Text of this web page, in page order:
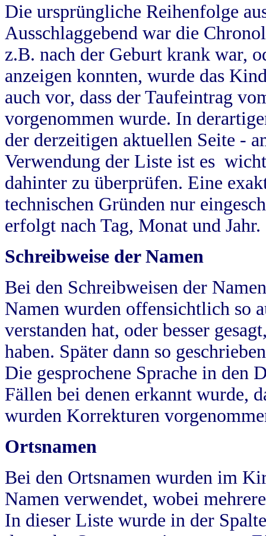
Die ursprüngliche Reihenfolge
Ausschlaggebend war die
z.B. nach der Geburt krank war,
anzeigen konnten, wurde das
auch vor, dass der Taufeintrag
vorgenommen wurde. In
der derzeitigen aktuellen Seite -
Verwendung der Liste ist es
dahinter zu überprüfen. Eine
technischen Gründen nur
erfolgt nach Tag, Monat und Jahr.
Schreibweise der Namen
Bei den Schreibweisen der
Namen wurden offensichtlich so
verstanden hat, oder besser
haben. Später dann so
Die gesprochene Sprache in
Fällen bei denen erkannt wurde,
wurden Korrekturen
Ortsnamen
Bei den Ortsnamen wurden im
Namen verwendet, wobei
In dieser Liste wurde in der